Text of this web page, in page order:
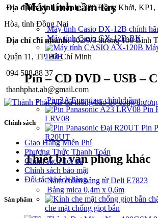
Máy tính cầm tay
Máy tính Casio DX-12B chính
Máy tính Casio GX-12B-BK
120B
Pin – CD DVD – USB –
Pin 3A Energizer chính hãng
Pin
LRV08
Pin
R20UT
Thiết bị văn phòng khác
Nam châm bảng từ Deli E7823
Bảng mica 0,4m x 0,6m
che mặt chống giọt bắn
Địa điểm kinh doanh:339 Đồng Khởi, KP1,
Hòa, tỉnh Đồng Nai
Địa chỉ chi nhánh:102/9/3 đường 100 Bình
Quận 11, TP. Hồ Chí Minh
094 588 88 37
thanhphat.ab@gmail.com
Chính sách
Giao Hàng Miễn Phí
Phương Thức Thanh Toán
Chính sách đổi trả
Chính sách bảo mật
Đối tác khách hàng
Sản phẩm